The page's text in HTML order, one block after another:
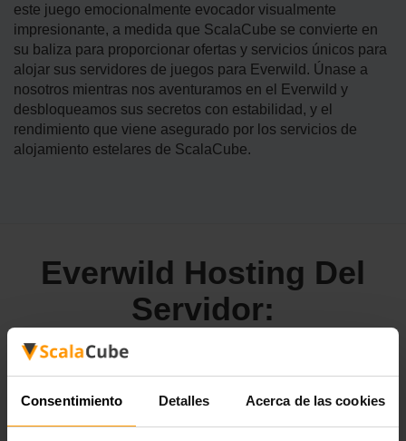
Consentimiento Detalles Acerca de las cookies
este juego emocionalmente evocador visualmente
impresionante, a medida que ScalaCube se convierte en
su baliza para proporcionar ofertas y servicios únicos para
alojar sus servidores de juegos para Everwild. Únase a
nosotros mientras nos aventuramos en el Everwild y
desbloqueamos sus secretos con estabilidad, y el
rendimiento que viene asegurado por los servicios de
alojamiento estelares de ScalaCube.
Everwild Hosting Del
Servidor:
como base de una experiencia de juego óptima. Nuestros